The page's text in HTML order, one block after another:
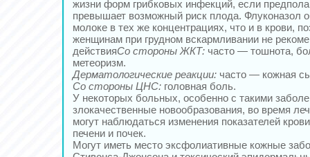
жизни форм грибковых инфекций, если
превышает возможный риск плода. Флуконазол
молоке в тех же концентрациях, что и в крови,
женщинам при грудном вскармливании не
действияСо стороны ЖКТ: часто — тошнота,
метеоризм.
Дерматологические реакции: часто — кожная
Со стороны ЦНС: головная боль.
У некоторых больных, особенно с такими
злокачественные новообразования, во время
могут наблюдаться изменения показателей
печени и почек.
Могут иметь место эксфолиативные кожные